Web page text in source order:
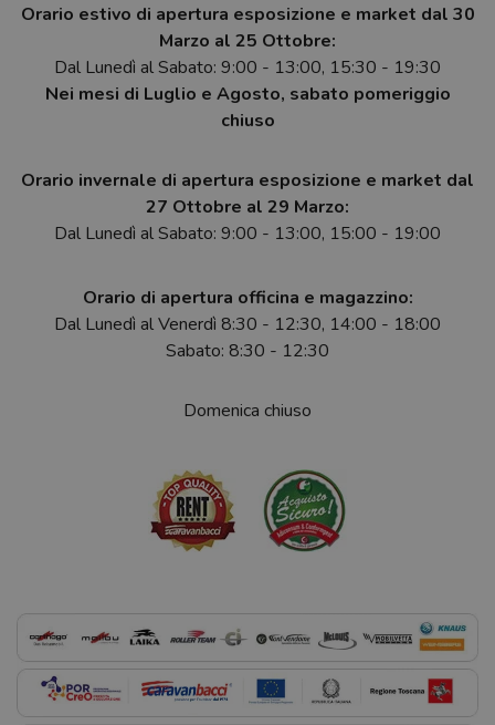
Orario estivo di apertura esposizione e market dal 30
Marzo al 25 Ottobre:
Dal Lunedì al Sabato: 9:00 - 13:00, 15:30 - 19:30
Nei mesi di Luglio e Agosto, sabato pomeriggio
chiuso
Orario invernale di apertura esposizione e market dal
27 Ottobre al 29 Marzo:
Dal Lunedì al Sabato: 9:00 - 13:00, 15:00 - 19:00
Orario di apertura officina e magazzino:
Dal Lunedì al Venerdì 8:30 - 12:30, 14:00 - 18:00
Sabato: 8:30 - 12:30
Domenica chiuso